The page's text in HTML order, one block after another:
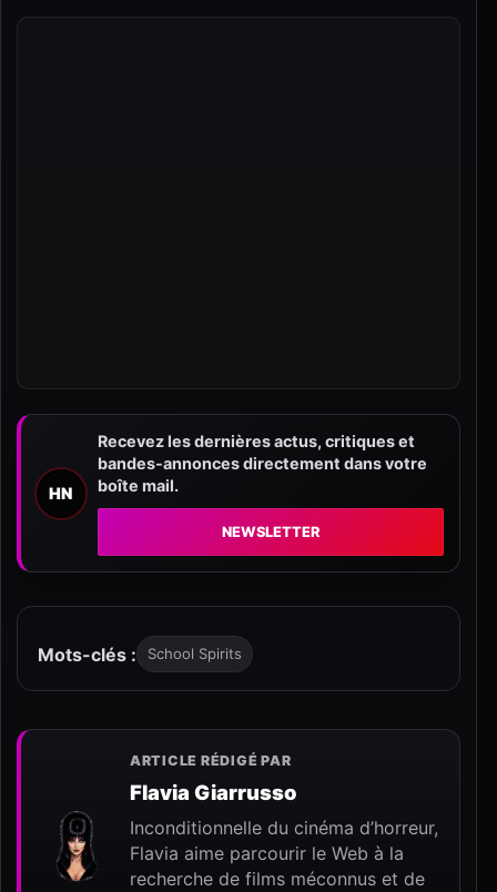
HN
Recevez les dernières actus, critiques et
bandes-annonces directement dans votre
boîte mail.
NEWSLETTER
Mots-clés : School Spirits
ARTICLE RÉDIGÉ PAR
Flavia Giarrusso
Inconditionnelle du cinéma d’horreur,
Flavia aime parcourir le Web à la
recherche de films méconnus et de